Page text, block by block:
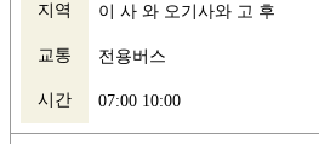
지역 이 사 와 오기사와 고 후
교통 전용버스
시간 07:00 10:00